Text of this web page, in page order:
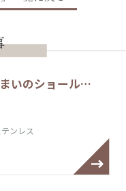
いのショール…
ンレス